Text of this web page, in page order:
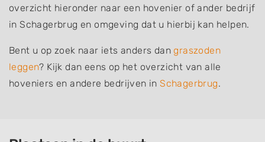
overzicht hieronder naar een hovenier of ander bedrijf
in Schagerbrug en omgeving dat u hierbij kan helpen.
Bent u op zoek naar iets anders dangraszoden
leggen? Kijk dan eens op het overzicht van alle
hoveniers en andere bedrijven inSchagerbrug.